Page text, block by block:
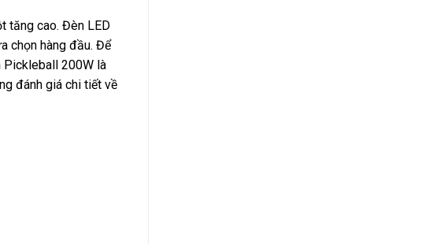
tăng cao. Đèn LED
chọn hàng đầu. Để
Pickleball 200W là
đánh giá chi tiết về